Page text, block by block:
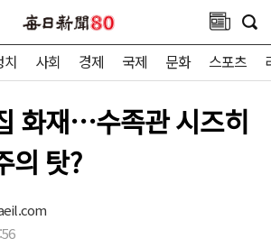
치 사회 경제 국제 문화 스포츠
화재…수족관 시즈히
의 탓?